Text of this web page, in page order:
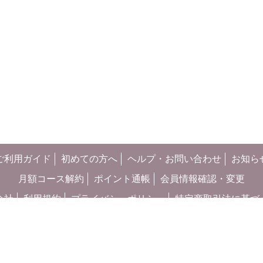
利用ガイド 初めての方へ ヘルプ・お問い合わせ
お知ら
月額コース解約
ポイント通帳
会員情報確認・変更
社
利用規約 プライバシーポリシー
特定商取引法に基づ